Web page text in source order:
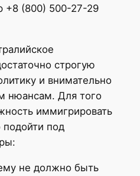
+8 (800) 500-27-29
строгую
и внимательно
нюансам. Для того
иммигрировать
под
не должно быть